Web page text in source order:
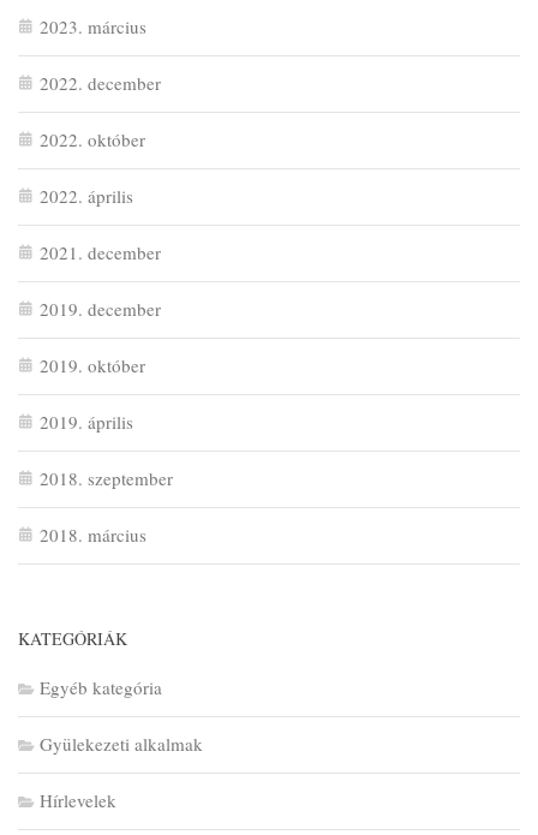
2023. március
2022. december
2022. október
2022. április
2021. december
2019. december
2019. október
2019. április
2018. szeptember
2018. március
KATEGÓRIÁK
Egyéb kategória
Gyülekezeti alkalmak
Hírlevelek